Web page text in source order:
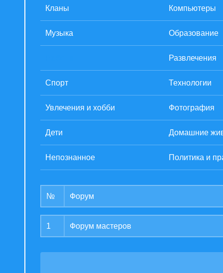
Кланы Компьютеры
Музыка Образование
Развлечения
Спорт Технологии
Увлечения и хобби Фотография
Дети Домашние
Непознанное Политика и
№ Форум
1 Форум мастеров